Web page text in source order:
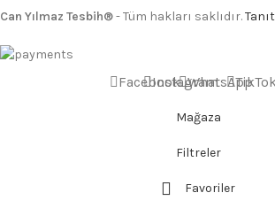
Can Yılmaz Tesbih®- Tüm hakları saklıdır.
FacebookInstagramWhatsAppTikTok
Mağaza
Filtreler
Favoriler